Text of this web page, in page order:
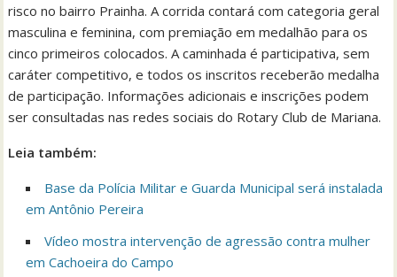
risco no bairro Prainha. A corrida contará com categoria geral
masculina e feminina, com premiação em medalhão para os
cinco primeiros colocados. A caminhada é participativa, sem
caráter competitivo, e todos os inscritos receberão medalha
de participação. Informações adicionais e inscrições podem
ser consultadas nas redes sociais do Rotary Club de Mariana.
Leia também:
Base da Polícia Militar e Guarda Municipal será instalada
em Antônio Pereira
Vídeo mostra intervenção de agressão contra mulher
em Cachoeira do Campo